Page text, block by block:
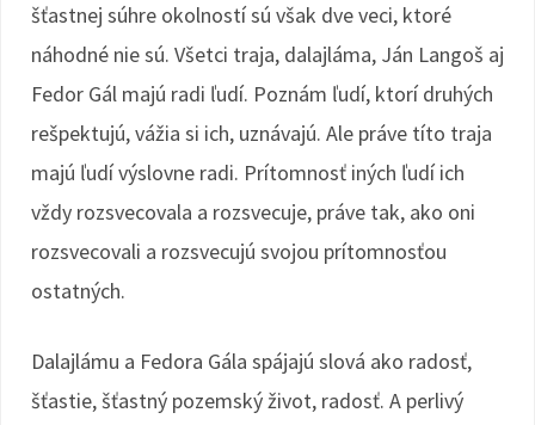
šťastnej súhre okolností sú však dve veci, ktoré
náhodné nie sú. Všetci traja, dalajláma, Ján Langoš aj
Fedor Gál majú radi ľudí. Poznám ľudí, ktorí druhých
rešpektujú, vážia si ich, uznávajú. Ale práve títo traja
majú ľudí výslovne radi. Prítomnosť iných ľudí ich
vždy rozsvecovala a rozsvecuje, práve tak, ako oni
rozsvecovali a rozsvecujú svojou prítomnosťou
ostatných.
Dalajlámu a Fedora Gála spájajú slová ako radosť,
šťastie, šťastný pozemský život, radosť. A perlivý